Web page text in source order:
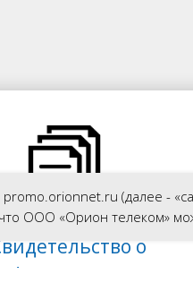
о
(далее -
ООО «Орион телеком»